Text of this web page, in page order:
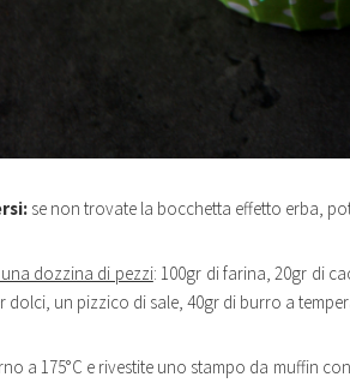
se non trovate la bocchetta effetto erba,
dozzina di pezzi: 100gr di farina, 20gr di
dolci, un pizzico di sale, 40gr di burro a
a 175°C e rivestite uno stampo da muffin